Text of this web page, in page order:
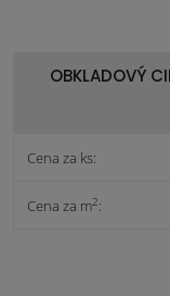
OBKLADOVÝ
Cena za ks:
Cena za m2: